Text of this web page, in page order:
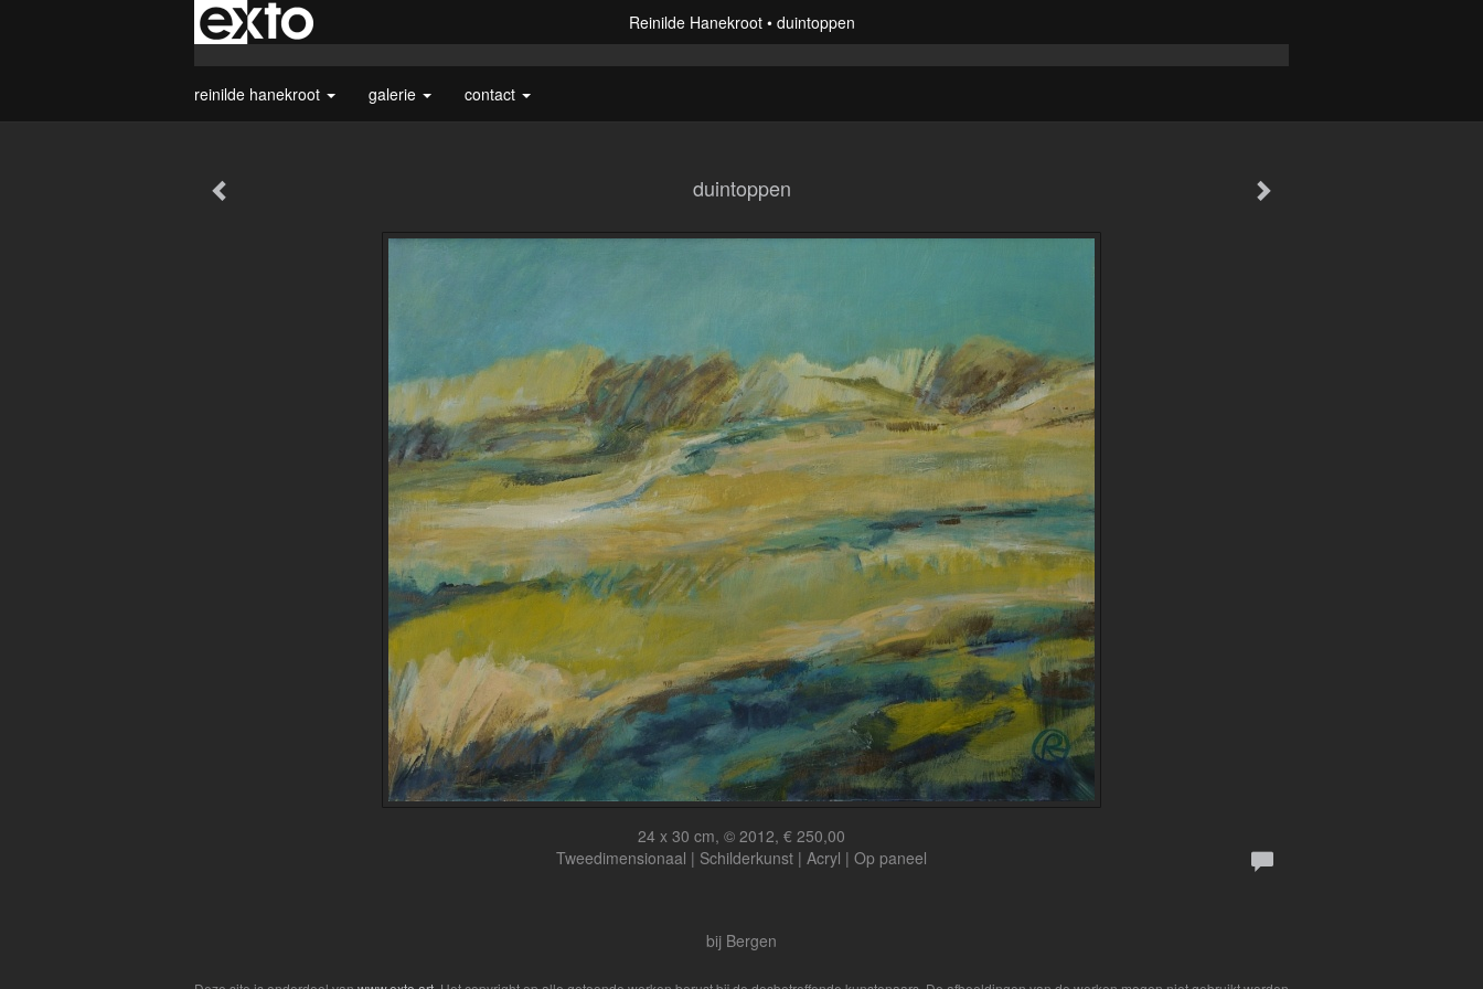
Reinilde Hanekroot duintoppen
reinilde hanekroot galerie contact
duintoppen
24 x 30 cm, © 2012, € 250,00
Tweedimensionaal | Schilderkunst | Acryl | Op paneel
bij Bergen